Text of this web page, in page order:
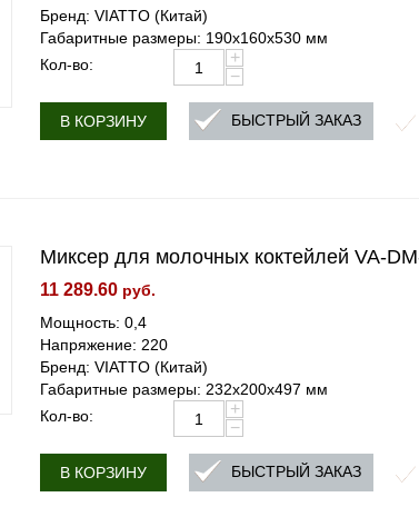
Бренд: VIATTO (Китай)
Габаритные размеры: 190x160x530 мм
Кол-во:
+
−
В КОРЗИНУ БЫСТРЫЙ ЗАКАЗ
Миксер для молочных коктейлей VA-
11 289.60 руб.
Мощность: 0,4
Напряжение: 220
Бренд: VIATTO (Китай)
Габаритные размеры: 232x200x497 мм
Кол-во:
+
−
В КОРЗИНУ БЫСТРЫЙ ЗАКАЗ